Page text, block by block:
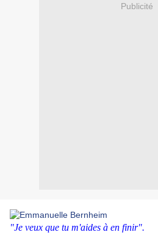
Publicité
"Je veux que tu m'aides à en finir".